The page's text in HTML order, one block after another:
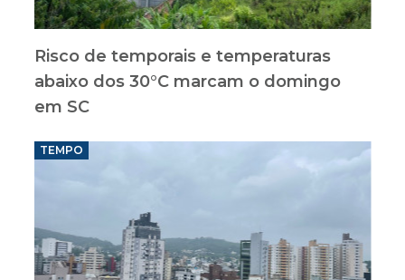
Risco de temporais e temperaturas
abaixo dos 30°C marcam o domingo
em SC
TEMPO